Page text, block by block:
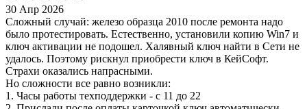
30 Апр 2026
Сложный случай: железо образца 2010 после ремонта надо
было протестировать. Естественно, установили копию Win7 и
ключ активации не подошел. Халявный ключ найти в Сети не
удалось. Поэтому рискнул приобрести ключ в КейСофт.
Страхи оказались напрасными.
Но сложности все равно возникли:
1. Часы работы техподдержки - с 11 до 22